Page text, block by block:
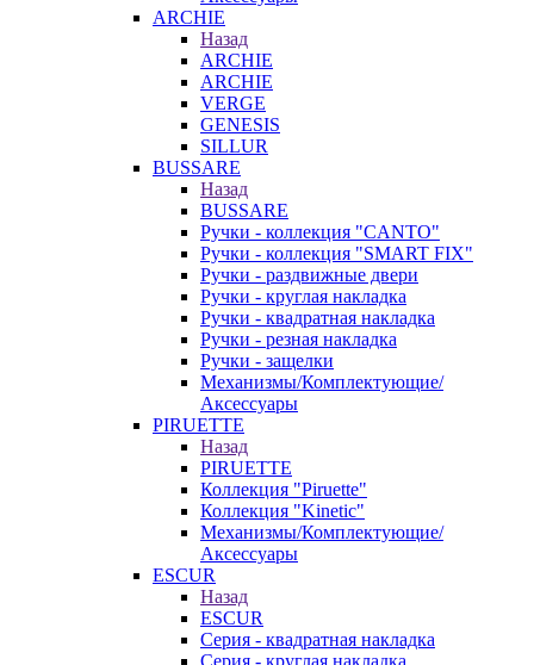
ARCHIE
Назад
ARCHIE
ARCHIE
VERGE
GENESIS
SILLUR
BUSSARE
Назад
BUSSARE
Ручки - коллекция "CANTO"
Ручки - коллекция "SMART FIX"
Ручки - раздвижные двери
Ручки - круглая накладка
Ручки - квадратная накладка
Ручки - резная накладка
Ручки - защелки
Механизмы/Комплектующие/
Аксессуары
PIRUETTE
Назад
PIRUETTE
Коллекция "Piruette"
Коллекция "Kinetic"
Механизмы/Комплектующие/
Аксессуары
ESCUR
Назад
ESCUR
Серия - квадратная накладка
Серия - круглая накладка